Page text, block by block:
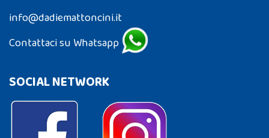
info@dadiemattoncini.it
Contattaci su Whatsapp
SOCIAL NETWORK